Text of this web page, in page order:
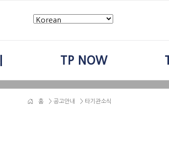
TP NOW
> 타기관소식
> 공고안내
홈